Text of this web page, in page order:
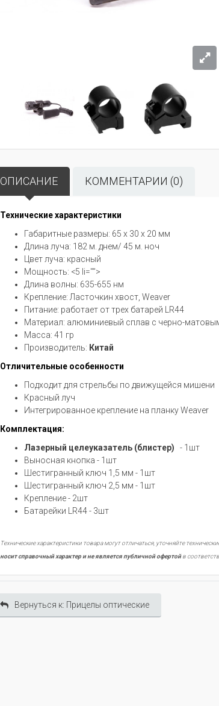
ОПИСАНИЕ КОММЕНТАРИИ (0)
Технические характеристики
Габаритные размеры: 65 х 30 х 20 мм
Длина луча: 182 м. днем/ 45 м. ноч
Цвет луча: красный
Мощность: <5 li="">
Длина волны: 635-655 нм
Крепление: Ласточкин хвост, Weaver
Питание: работает от трех батарей LR44
Материал: алюминиевый сплав с черно-
Масса: 41 гр
Производитель: Китай
Отличительные особенности
Подходит для стрельбы по движущейся мишени
Красный луч
Интегрированное крепление на планку Weaver
Комплектация:
Лазерный целеуказатель (блистер)
- 1шт
Выносная кнопка - 1шт
Шестигранный ключ 1,5 мм - 1шт
Шестигранный ключ 2,5 мм - 1шт
Крепление - 2шт
Батарейки LR44 - 3шт
Технические характеристики товара могут отличаться, уточняйте
носит справочный характер и не является публичной офертойв
Вернуться к: Прицелы оптические